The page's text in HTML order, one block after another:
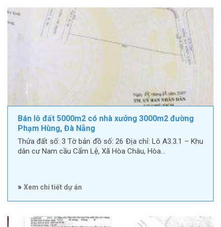
Bán lô đất 5000m2 có nhà xưởng 3000m2 đường
Phạm Hùng, Đà Nẵng
Thửa đất số: 3 Tờ bản đồ số: 26 Địa chỉ: Lô A3.3.1 – Khu
dân cư Nam cầu Cẩm Lệ, Xã Hòa Châu, Hòa…
» Xem chi tiết dự án